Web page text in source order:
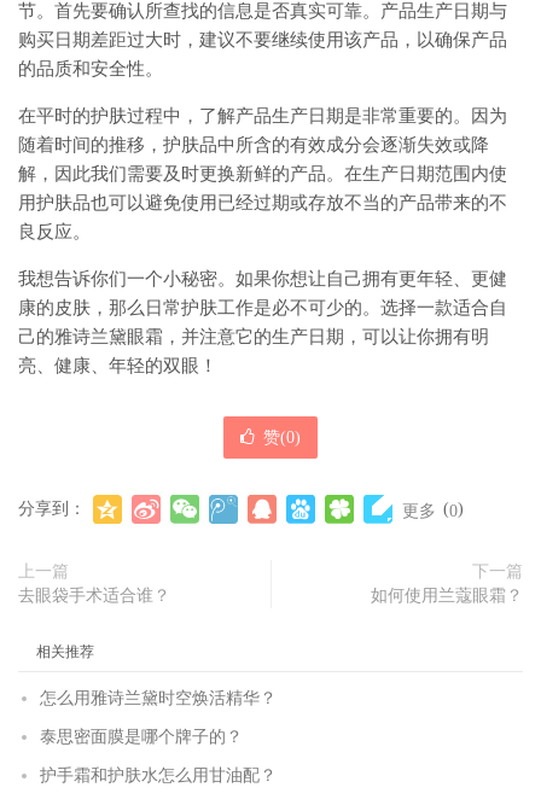
节。首先要确认所查找的信息是否真实可靠。产品生产日期与
购买日期差距过大时，建议不要继续使用该产品，以确保产品
的品质和安全性。
在平时的护肤过程中，了解产品生产日期是非常重要的。因为
随着时间的推移，护肤品中所含的有效成分会逐渐失效或降
解，因此我们需要及时更换新鲜的产品。在生产日期范围内使
用护肤品也可以避免使用已经过期或存放不当的产品带来的不
良反应。
我想告诉你们一个小秘密。如果你想让自己拥有更年轻、更健
康的皮肤，那么日常护肤工作是必不可少的。选择一款适合自
己的雅诗兰黛眼霜，并注意它的生产日期，可以让你拥有明
亮、健康、年轻的双眼！
赞(0)
分享到： 更多 (0)
上一篇
去眼袋手术适合谁？
下一篇
如何使用兰蔻眼霜？
相关推荐
怎么用雅诗兰黛时空焕活精华？
泰思密面膜是哪个牌子的？
护手霜和护肤水怎么用甘油配？